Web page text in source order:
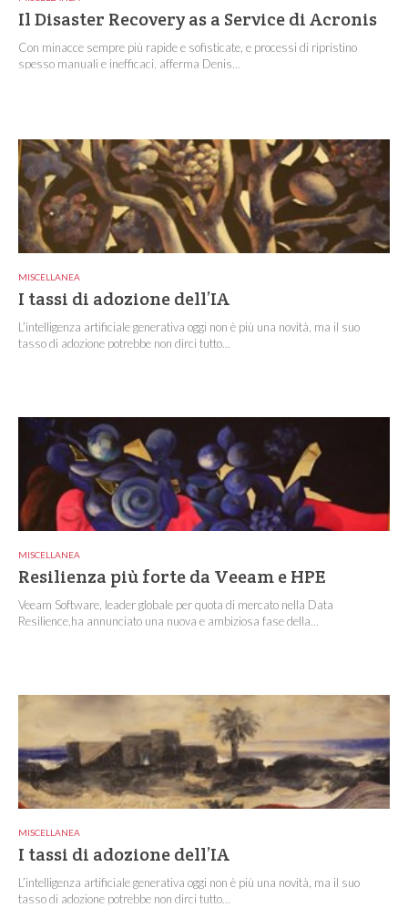
Il Disaster Recovery as a Service di Acronis
Con minacce sempre più rapide e sofisticate, e processi di ripristino
spesso manuali e inefficaci, afferma Denis...
MISCELLANEA
I tassi di adozione dell’IA
L’intelligenza artificiale generativa oggi non è più una novità, ma il suo
tasso di adozione potrebbe non dirci tutto...
MISCELLANEA
Resilienza più forte da Veeam e HPE
Veeam Software, leader globale per quota di mercato nella Data
Resilience,ha annunciato una nuova e ambiziosa fase della...
MISCELLANEA
I tassi di adozione dell’IA
L’intelligenza artificiale generativa oggi non è più una novità, ma il suo
tasso di adozione potrebbe non dirci tutto...